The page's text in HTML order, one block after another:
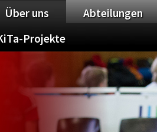
Über uns Abteilungen
Projekte